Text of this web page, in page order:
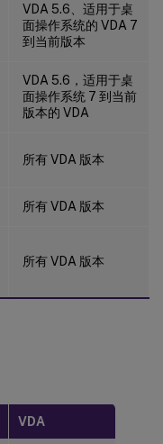
VDA 5.6、适用于桌
面操作系统的 VDA 7
到当前版本
VDA 5.6，适用于桌
面操作系统 7 到当前
版本的 VDA
所有 VDA 版本
所有 VDA 版本
所有 VDA 版本
VDA